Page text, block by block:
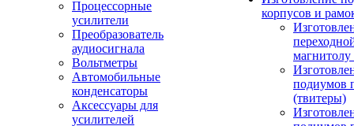
Процессорные
усилители
Преобразователь
аудиосигнала
Вольтметры
Автомобильные
конденсаторы
Аксессуары для
усилителей
корпусов и
подиумов
(твитеры)